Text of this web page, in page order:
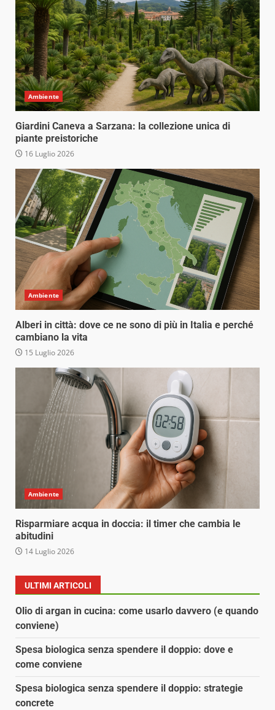
Ambiente
Giardini Caneva a Sarzana: la collezione unica di
piante preistoriche
16 Luglio 2026
Ambiente
Alberi in città: dove ce ne sono di più in Italia e perché
cambiano la vita
15 Luglio 2026
Ambiente
Risparmiare acqua in doccia: il timer che cambia le
abitudini
14 Luglio 2026
ULTIMI ARTICOLI
Olio di argan in cucina: come usarlo davvero (e quando
conviene)
Spesa biologica senza spendere il doppio: dove e
come conviene
Spesa biologica senza spendere il doppio: strategie
concrete